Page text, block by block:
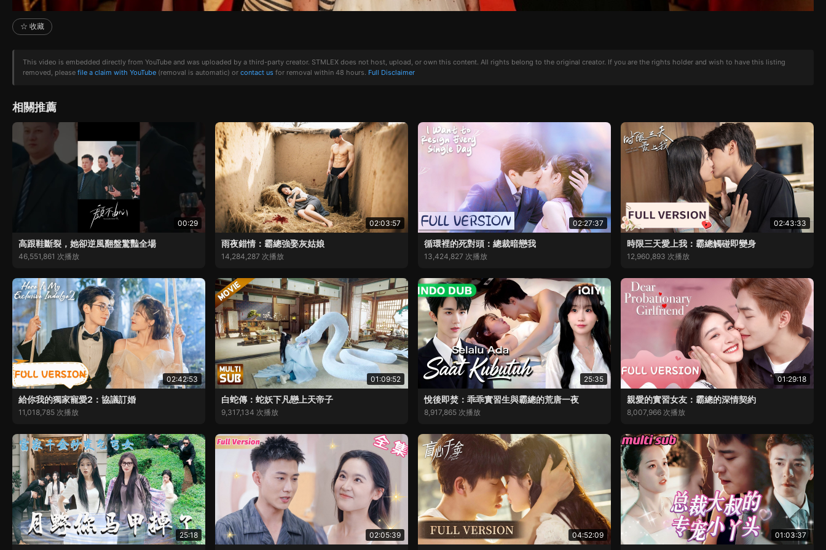
☆ 收藏
This video is embedded directly from YouTube and was uploaded by a third-party creator. STMLEX does not host, upload, or own this content. All rights belong to the original creator. If you are the rights holder and wish to have this listing
removed, please file a claim with YouTube (removal is automatic) or contact us for removal within 48 hours. Full Disclaimer
相關推薦
00:29
高跟鞋斷裂，她卻逆風翻盤驚豔全場
46,551,861 次播放
02:03:57
雨夜錯情：霸總強娶灰姑娘
14,284,287 次播放
02:27:37
循環裡的死對頭：總裁暗戀我
13,424,827 次播放
02:43:33
時限三天愛上我：霸總觸碰即變身
12,960,893 次播放
02:42:53
給你我的獨家寵愛2：協議訂婚
11,018,785 次播放
01:09:52
白蛇傳：蛇妖下凡戀上天帝子
9,317,134 次播放
25:35
悅後即焚：乖乖實習生與霸總的荒唐一夜
8,917,865 次播放
01:29:18
親愛的實習女友：霸總的深情契約
8,007,966 次播放
25:18 02:05:39 04:52:09 01:03:37